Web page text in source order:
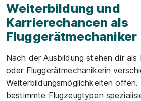
Weiterbildung und
Karrierechancen als
Fluggerätmechaniker
Nach der Ausbildung stehen dir als
oder Fluggerätmechanikerin
Weiterbildungsmöglichkeiten
bestimmte Flugzeugtypen